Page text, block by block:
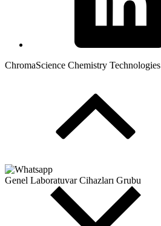
ChromaScience Chemistry Technologies
Genel Laboratuvar Cihazları Grubu